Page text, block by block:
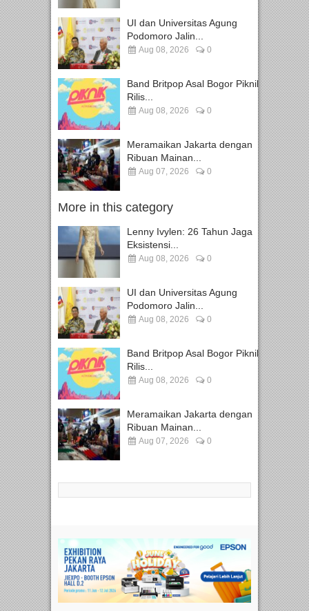
UI dan Universitas Agung
Podomoro Jalin...
Aug 08, 2026 0
Band Britpop Asal Bogor Piknik
Rilis...
Aug 08, 2026 0
Meramaikan Jakarta dengan
Ribuan Mainan...
Aug 07, 2026 0
More in this category
Lenny Ivylen: 26 Tahun Jaga
Eksistensi...
Aug 08, 2026 0
UI dan Universitas Agung
Podomoro Jalin...
Aug 08, 2026 0
Band Britpop Asal Bogor Piknik
Rilis...
Aug 08, 2026 0
Meramaikan Jakarta dengan
Ribuan Mainan...
Aug 07, 2026 0